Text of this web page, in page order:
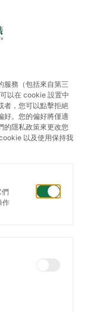
您進入本網站
的事項。為保
服務（包括來自第三
以在 cookie 設置中
者，您可以點擊拒絕
好。您的偏好將僅適
的隱私政策來更改您
以及使用保持我
們
作